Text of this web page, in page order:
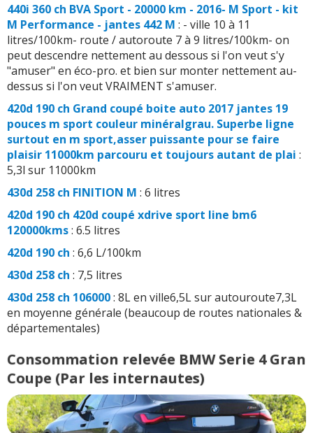
440i 360 ch BVA Sport - 20000 km - 2016- M Sport - kit
M Performance - jantes 442 M : - ville 10 à 11
litres/100km- route / autoroute 7 à 9 litres/100km- on
peut descendre nettement au dessous si l'on veut s'y
"amuser" en éco-pro. et bien sur monter nettement au-
dessus si l'on veut VRAIMENT s'amuser.
420d 190 ch Grand coupé boite auto 2017 jantes 19
pouces m sport couleur minéralgrau. Superbe ligne
surtout en m sport,asser puissante pour se faire
plaisir 11000km parcouru et toujours autant de plai :
5,3l sur 11000km
430d 258 ch FINITION M : 6 litres
420d 190 ch 420d coupé xdrive sport line bm6
120000kms: 6.5 litres
420d 190 ch : 6,6 L/100km
430d 258 ch : 7,5 litres
430d 258 ch 106000: 8L en ville6,5L sur autouroute7,3L
en moyenne générale (beaucoup de routes nationales &
départementales)
Consommation relevée BMW Serie 4 Gran
Coupe (Par les internautes)